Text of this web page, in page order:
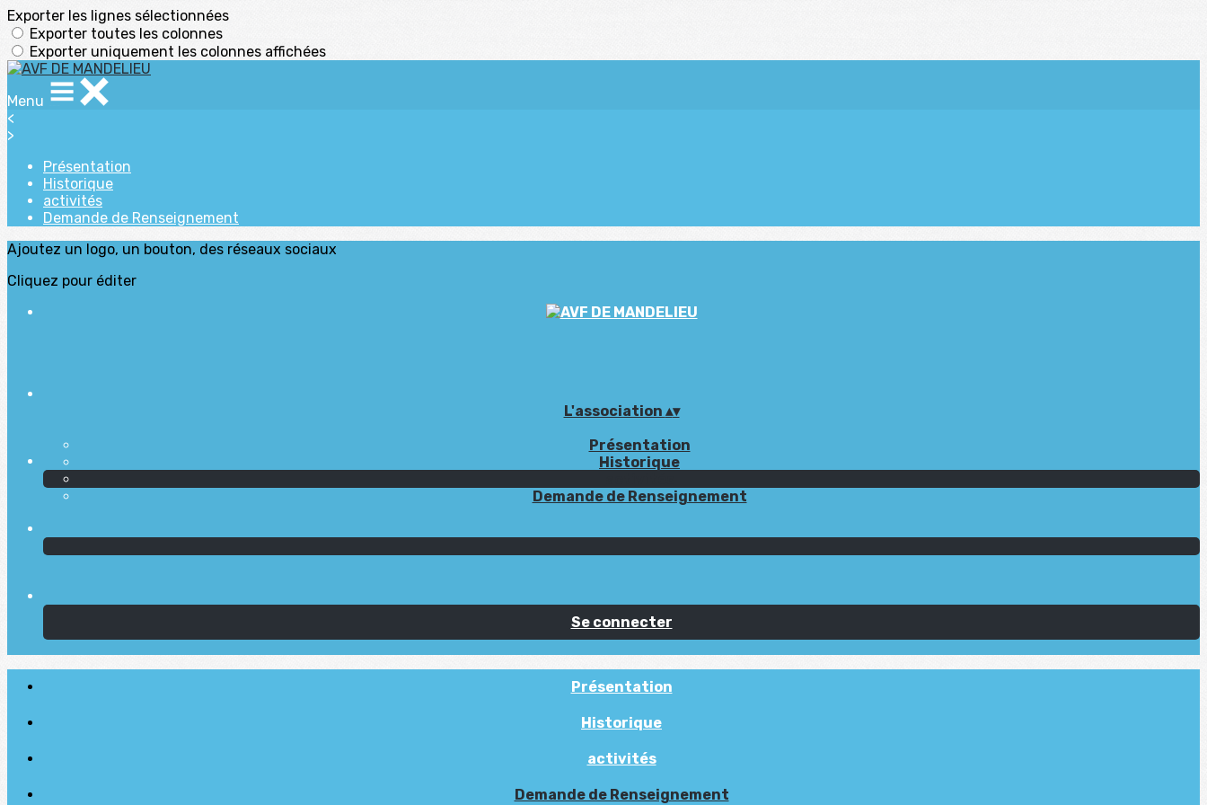
Exporter les lignes sélectionnées
Exporter toutes les colonnes
Exporter uniquement les colonnes affichées
Menu
<
>
Présentation
Historique
activités
Demande de Renseignement
Ajoutez un logo, un bouton, des réseaux sociaux
Cliquez pour éditer
L'association ▴▾
Présentation
Historique
Demande de Renseignement
Se connecter
Présentation
Historique
activités
Demande de Renseignement